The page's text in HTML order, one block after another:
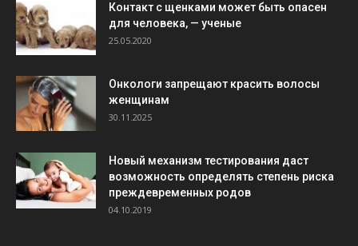
Контакт с щенками может быть опасен
для человека, — ученые
25.05.2020
Онкологи запрещают красить волосы
женщинам
30.11.2025
Новый механизм тестирования даст
возможность определять степень риска
преждевременных родов
04.10.2019